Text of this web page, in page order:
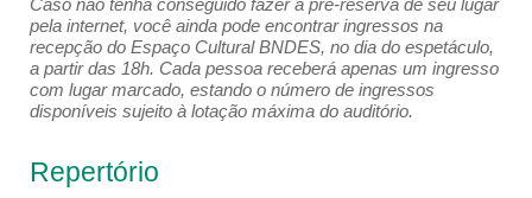
Caso não tenha conseguido fazer a pré-reserva de seu lugar
pela internet, você ainda pode encontrar ingressos na
recepção do Espaço Cultural BNDES, no dia do espetáculo,
a partir das 18h. Cada pessoa receberá apenas um ingresso
com lugar marcado, estando o número de ingressos
disponíveis sujeito à lotação máxima do auditório.
Repertório